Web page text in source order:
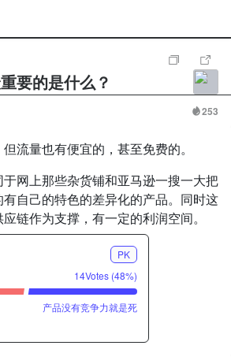
要的是什么？
253
流量也有便宜的，甚至免费的。
网上那些杂货铺和亚马逊一搜一大把
自己的特色的差异化的产品。同时这
链作为支撑，有一定的利润空间。
PK
14Votes (48%)
产品没有竞争力就是死